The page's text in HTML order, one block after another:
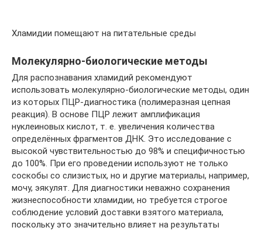
Хламидии помещают на питательные среды
Молекулярно-биологические методы
Для распознавания хламидий рекомендуют
использовать молекулярно-биологические методы, один
из которых ПЦР-диагностика (полимеразная цепная
реакция). В основе ПЦР лежит амплификация
нуклеиновых кислот, т. е. увеличения количества
определённых фрагментов ДНК. Это исследование с
высокой чувствительностью до 98% и специфичностью
до 100%. При его проведении используют не только
соскобы со слизистых, но и другие материалы, например,
мочу, эякулят. Для диагностики неважно сохранения
жизнеспособности хламидии, но требуется строгое
соблюдение условий доставки взятого материала,
поскольку это значительно влияет на результаты